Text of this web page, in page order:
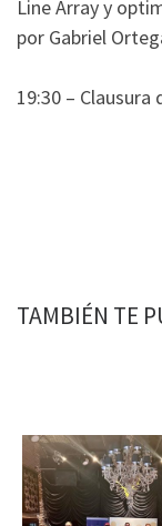
Line Array y
por Gabriel
19:30 –
TAMBIÉN TE